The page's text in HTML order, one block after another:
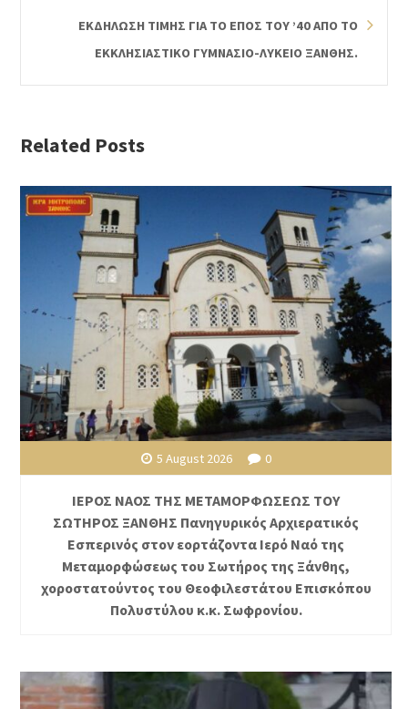
ΕΚΔΗΛΩΣΗ ΤΙΜΗΣ ΓΙΑ ΤΟ ΕΠΟΣ ΤΟΥ ’40 ΑΠΟ ΤΟ
ΕΚΚΛΗΣΙΑΣΤΙΚΟ ΓΥΜΝΑΣΙΟ-ΛΥΚΕΙΟ ΞΑΝΘΗΣ.
Related Posts
5 August 2026 0
ΙΕΡΟΣ ΝΑΟΣ ΤΗΣ ΜΕΤΑΜΟΡΦΩΣΕΩΣ ΤΟΥ
ΣΩΤΗΡΟΣ ΞΑΝΘΗΣ Πανηγυρικός Αρχιερατικός
Εσπερινός στον εορτάζοντα Ιερό Ναό της
Μεταμορφώσεως του Σωτήρος της Ξάνθης,
χοροστατούντος του Θεοφιλεστάτου Επισκόπου
Πολυστύλου κ.κ. Σωφρονίου.